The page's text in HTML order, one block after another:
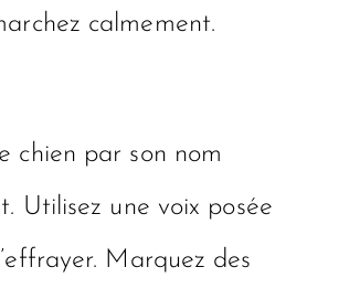
calmement.
chien par son nom
Utilisez une voix posée
Marquez des